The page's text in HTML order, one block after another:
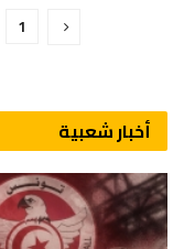
1
أخبار شعبية